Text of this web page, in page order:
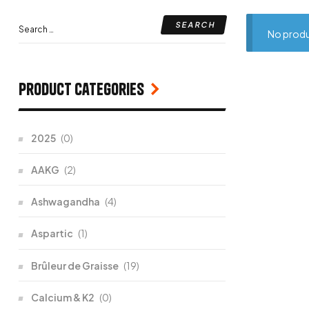
No
Product categories
2025 (0)
AAKG (2)
Ashwagandha (4)
Aspartic (1)
Brûleur de Graisse (19)
Calcium & K2 (0)